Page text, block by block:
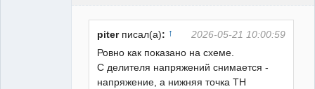
piter писал(а): ↑
2026-05-21 10:00:59
Ровно как показано на схеме.
С делителя напряжений снимается -
напряжение, а нижняя точка ТН